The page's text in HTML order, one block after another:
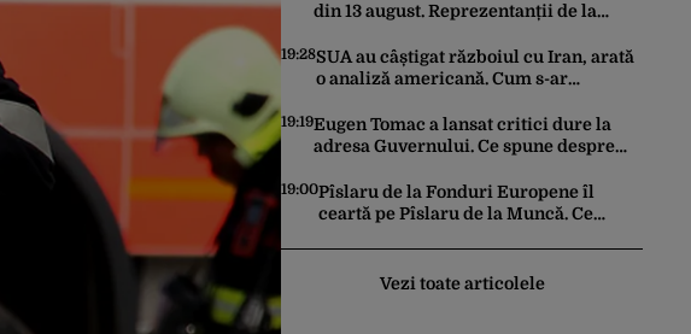
din 13 august. Reprezentanții de la
urmează
19:28SUA au câștigat războiul cu Iran, arată
o analiză americană. Cum s-ar
securitate din Orientul Mijlociu
19:19Eugen Tomac a lansat critici dure la
adresa Guvernului. Ce spune despre
la bugetul de stat
19:00Pîslaru de la Fonduri Europene îl
ceartă pe Pîslaru de la Muncă. Ce
Vezi toate articolele